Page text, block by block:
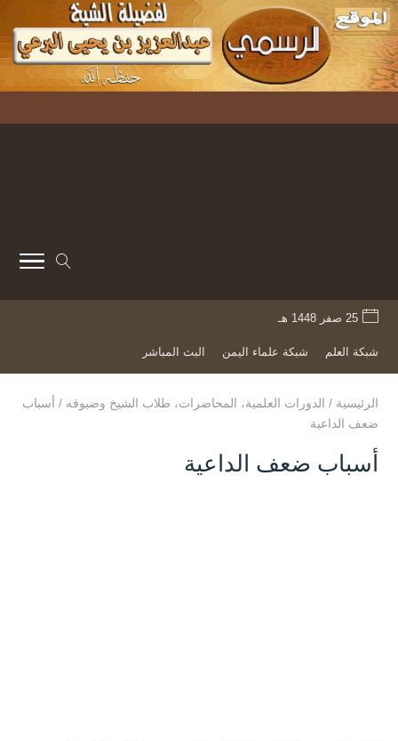
25 صفر 1448 هـ
شبكة العلم شبكة علماء اليمن البث المباشر
الرئيسية / الدورات العلمية، المحاضرات، طلاب الشيخ وضيوفه / أسباب
ضعف الداعية
أسباب ضعف الداعية